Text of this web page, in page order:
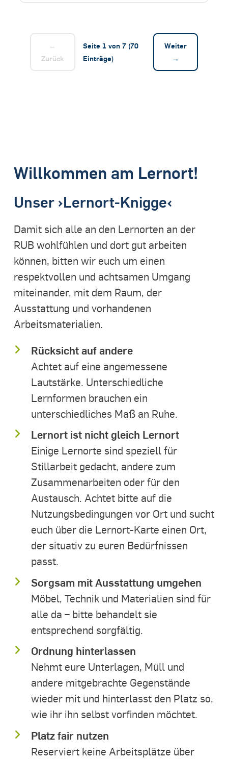
←
Zurück
Seite 1 von 7 (70
Einträge)
Weiter
→
Willkommen am Lernort!
Unser ›Lernort-Knigge‹
Damit sich alle an den Lernorten an der
RUB wohlfühlen und dort gut arbeiten
können, bitten wir euch um einen
respektvollen und achtsamen Umgang
miteinander, mit dem Raum, der
Ausstattung und vorhandenen
Arbeitsmaterialien.
Rücksicht auf andere
Achtet auf eine angemessene
Lautstärke. Unterschiedliche
Lernformen brauchen ein
unterschiedliches Maß an Ruhe.
Lernort ist nicht gleich Lernort
Einige Lernorte sind speziell für
Stillarbeit gedacht, andere zum
Zusammenarbeiten oder für den
Austausch. Achtet bitte auf die
Nutzungsbedingungen vor Ort und sucht
euch über die Lernort-Karte einen Ort,
der situativ zu euren Bedürfnissen
passt.
Sorgsam mit Ausstattung umgehen
Möbel, Technik und Materialien sind für
alle da – bitte behandelt sie
entsprechend sorgfältig.
Ordnung hinterlassen
Nehmt eure Unterlagen, Müll und
andere mitgebrachte Gegenstände
wieder mit und hinterlasst den Platz so,
wie ihr ihn selbst vorfinden möchtet.
Platz fair nutzen
Reserviert keine Arbeitsplätze über